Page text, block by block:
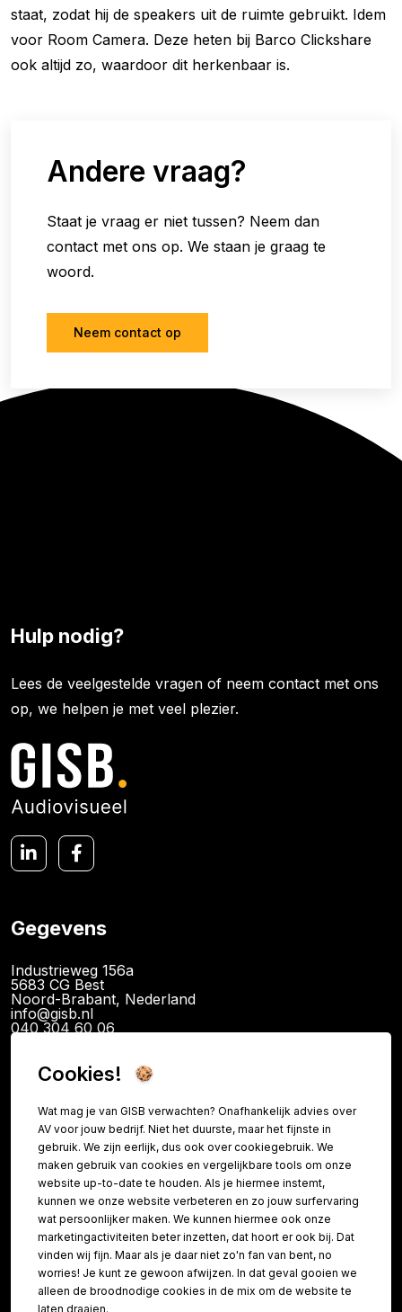
staat, zodat hij de speakers uit de ruimte gebruikt. Idem
voor Room Camera. Deze heten bij Barco Clickshare
ook altijd zo, waardoor dit herkenbaar is.
Andere vraag?
Staat je vraag er niet tussen? Neem dan
contact met ons op. We staan je graag te
woord.
Neem contact op
Hulp nodig?
Lees de veelgestelde vragen of neem contact met ons
op, we helpen je met veel plezier.
Gegevens
Industrieweg 156a
5683 CG Best
Noord-Brabant, Nederland
info@gisb.nl
040 304 60 06
IBAN NL14INGB0120094886
Informatie
Contact
FAQ
Over ons
Referenties
Vacatures
Cookies!
Wat mag je van GISB verwachten? Onafhankelijk advies over
AV voor jouw bedrijf. Niet het duurste, maar het fijnste in
gebruik. We zijn eerlijk, dus ook over cookiegebruik. We
maken gebruik van cookies en vergelijkbare tools om onze
website up-to-date te houden. Als je hiermee instemt,
kunnen we onze website verbeteren en zo jouw surfervaring
wat persoonlijker maken. We kunnen hiermee ook onze
marketingactiviteiten beter inzetten, dat hoort er ook bij. Dat
vinden wij fijn. Maar als je daar niet zo'n fan van bent, no
worries! Je kunt ze gewoon afwijzen. In dat geval gooien we
alleen de broodnodige cookies in de mix om de website te
laten draaien.